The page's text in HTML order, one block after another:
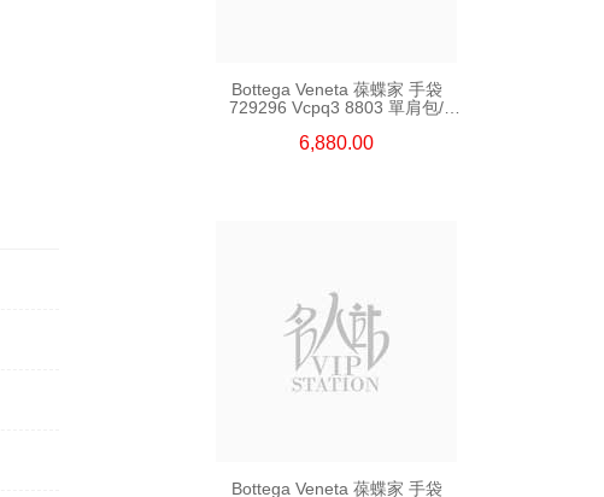
Bottega Veneta 葆蝶家 手袋
729296 Vcpq3 8803 單肩包/
6,880.00
Bottega Veneta 葆蝶家 手袋